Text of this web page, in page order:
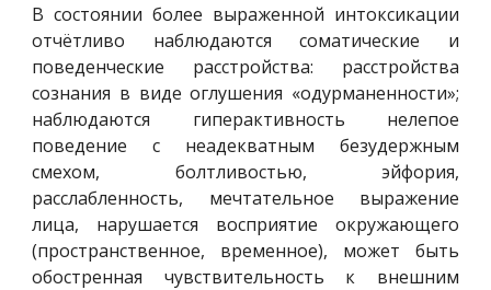
В состоянии более выраженной интоксикации
отчётливо наблюдаются соматические и
поведенческие расстройства: расстройства
сознания в виде оглушения «одурманенности»;
наблюдаются гиперактивность нелепое
поведение с неадекватным безудержным
смехом, болтливостью, эйфория,
расслабленность, мечтательное выражение
лица, нарушается восприятие окружающего
(пространственное, временное), может быть
обостренная чувствительность к внешним